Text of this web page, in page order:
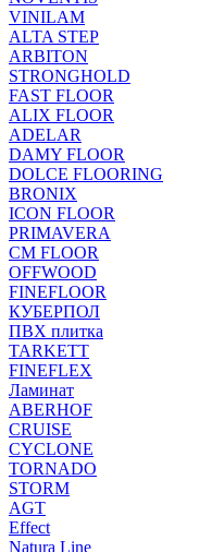
VINILAM
ALTA STEP
ARBITON
STRONGHOLD
FAST FLOOR
ALIX FLOOR
ADELAR
DAMY FLOOR
DOLCE FLOORING
BRONIX
ICON FLOOR
PRIMAVERA
CM FLOOR
OFFWOOD
FINEFLOOR
КУБЕРПОЛ
ПВХ плитка
TARKETT
FINEFLEX
Ламинат
ABERHOF
CRUISE
CYCLONE
TORNADO
STORM
AGT
Effect
Natura Line